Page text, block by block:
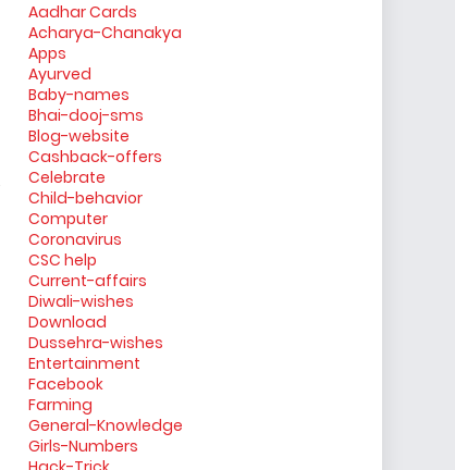
Aadhar Cards
Acharya-Chanakya
Apps
Ayurved
Baby-names
Bhai-dooj-sms
Blog-website
Cashback-offers
Celebrate
Child-behavior
Computer
Coronavirus
CSC help
Current-affairs
Diwali-wishes
Download
Dussehra-wishes
Entertainment
Facebook
Farming
General-Knowledge
Girls-Numbers